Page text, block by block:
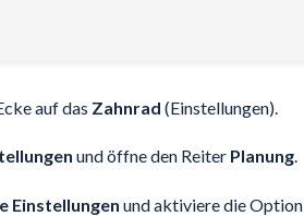
auf das Zahnrad (Einstellungen).
und öffne den Reiter Planung.
Einstellungen und aktiviere die Option